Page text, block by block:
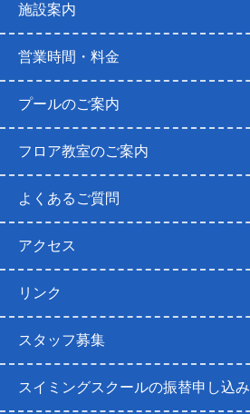
施設案内
営業時間・料金
プールのご案内
フロア教室のご案内
よくあるご質問
アクセス
リンク
スタッフ募集
スイミングスクールの振替申し込み